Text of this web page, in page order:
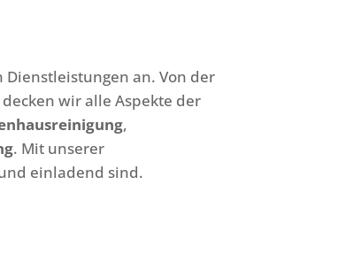
an. Von der
decken wir alle Aspekte der
,
. Mit unserer
einladend sind.